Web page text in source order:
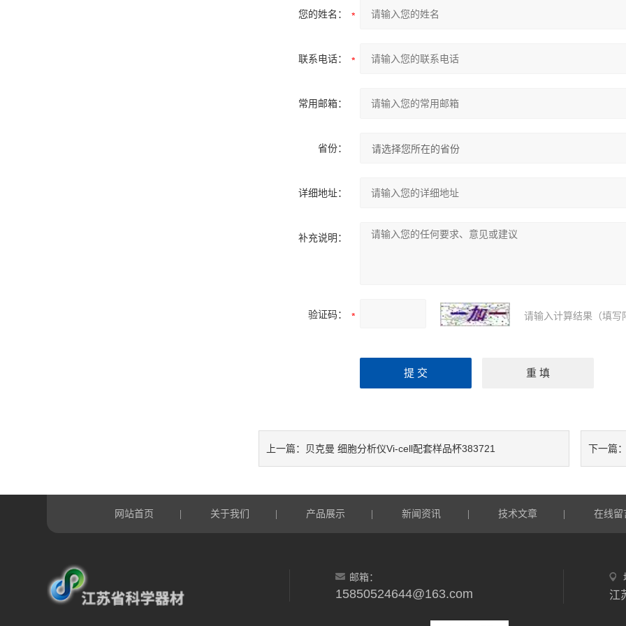
您的姓名：
联系电话：
常用邮箱：
省份：
详细地址：
补充说明：
验证码： 请输入计算结果（填写
上一篇： 贝克曼 细胞分析仪Vi-cell配套样品杯383721 下一篇
网站首页 关于我们 产品展示 新闻资讯 技术文章 在线留
邮箱：
15850524644@163.com